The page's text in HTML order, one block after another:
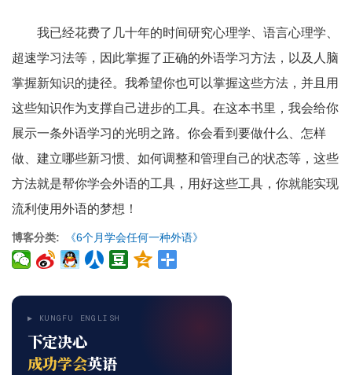
我已经花费了几十年的时间研究心理学、语言心理学、
超速学习法等，因此掌握了正确的外语学习方法，以及人脑
掌握新知识的捷径。我希望你也可以掌握这些方法，并且用
这些知识作为支撑自己进步的工具。在这本书里，我会给你
展示一条外语学习的光明之路。你会看到要做什么、怎样
做、建立哪些新习惯、如何调整和管理自己的状态等，这些
方法就是帮你学会外语的工具，用好这些工具，你就能实现
流利使用外语的梦想！
博客分类 《6个月学会任何一种外语》
▶ KUNGFU ENGLISH
下定决心
成功学会英语